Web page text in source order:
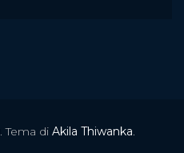
. Tema di Akila Thiwanka.